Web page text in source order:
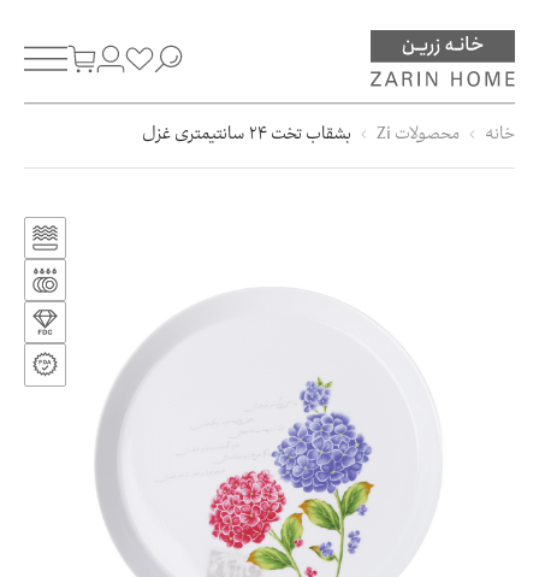
خانه محصولات Zi بشقاب تخت 24 سانتیمتری غزل